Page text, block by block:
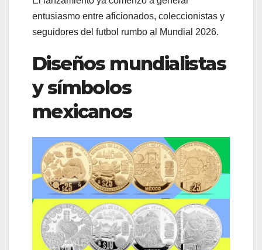
entusiasmo entre aficionados, coleccionistas y
seguidores del futbol rumbo al Mundial 2026.
Diseños mundialistas
y símbolos
mexicanos